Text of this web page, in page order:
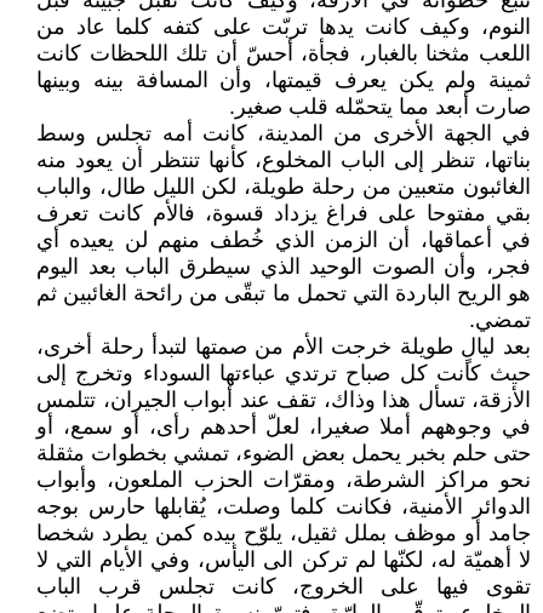
النوم، وكيف كانت يدها تربّت على كتفه كلما عاد من
اللعب مثخنا بالغبار، فجأة، أحسّ أن تلك اللحظات كانت
ثمينة ولم يكن يعرف قيمتها، وأن المسافة بينه وبينها
صارت أبعد مما يتحمّله قلب صغير.
في الجهة الأخرى من المدينة، كانت أمه تجلس وسط
بناتها، تنظر إلى الباب المخلوع، كأنها تنتظر أن يعود منه
الغائبون متعبين من رحلة طويلة، لكن الليل طال، والباب
بقي مفتوحا على فراغ يزداد قسوة، فالأم كانت تعرف
في أعماقها، أن الزمن الذي خُطف منهم لن يعيده أي
فجر، وأن الصوت الوحيد الذي سيطرق الباب بعد اليوم
هو الريح الباردة التي تحمل ما تبقّى من رائحة الغائبين ثم
تمضي.
بعد ليالٍ طويلة خرجت الأم من صمتها لتبدأ رحلة أخرى،
حيث كانت كل صباح ترتدي عباءتها السوداء وتخرج إلى
الأزقة، تسأل هذا وذاك، تقف عند أبواب الجيران، تتلمس
في وجوههم أملا صغيرا، لعلّ أحدهم رأى، أو سمع، أو
حتى حلم بخبر يحمل بعض الضوء، تمشي بخطوات مثقلة
نحو مراكز الشرطة، ومقرّات الحزب الملعون، وأبواب
الدوائر الأمنية، فكانت كلما وصلت، يُقابلها حارس بوجه
جامد أو موظف بملل ثقيل، يلوّح بيده كمن يطرد شخصا
لا أهميّة له، لكنّها لم تركن الى اليأس، وفي الأيام التي لا
تقوى فيها على الخروج، كانت تجلس قرب الباب